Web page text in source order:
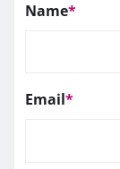
Name*
Email*